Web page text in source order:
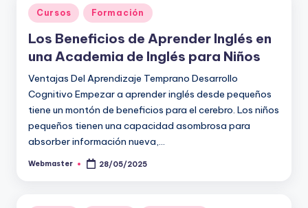
Publicado
en
Cursos Formación
Los Beneficios de Aprender Inglés en
una Academia de Inglés para Niños
Ventajas Del Aprendizaje Temprano Desarrollo
Cognitivo Empezar a aprender inglés desde pequeños
tiene un montón de beneficios para el cerebro. Los niños
pequeños tienen una capacidad asombrosa para
absorber información nueva,…
Publicado
Webmaster 28/05/2025